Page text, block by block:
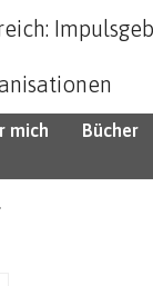
mich Bücher